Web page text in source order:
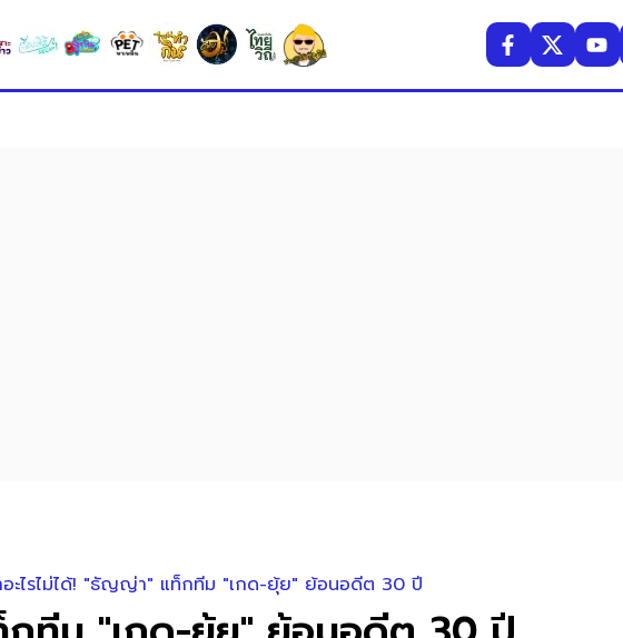
อะไรไม่ได้! "ธัญญ่า" แท็กทีม "เกด-ยุ้ย" ย้อนอดีต 30 ปี